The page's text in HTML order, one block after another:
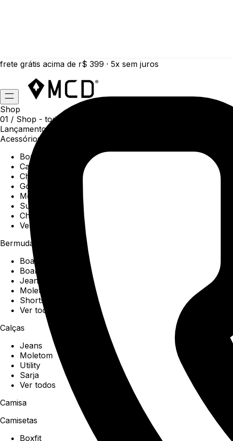
frete grátis acima de r$ 399 · 5x sem juros
Shop
01 / Shop - todas as categorias da coleção atual
Lançamentos da semana
Acessórios
Boné
Carteiras
Chaveiros
Gorros
Meias
Sunga
Chinelos
Ver todos
Bermudas
Boardshorts
Boardwalk
Jeans
Moletom
Shorts
Ver todos
Calças
Jeans
Moletom
Utility
Sarja
Ver todos
Camisa
Camisetas
Boxfit